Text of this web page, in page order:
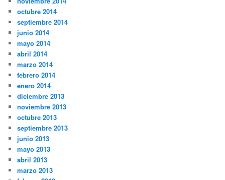
octubre 2014
septiembre 2014
junio 2014
mayo 2014
abril 2014
marzo 2014
febrero 2014
enero 2014
diciembre 2013
noviembre 2013
octubre 2013
septiembre 2013
junio 2013
mayo 2013
abril 2013
marzo 2013